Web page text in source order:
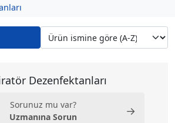
Dezenfektanları
Sorunuz mu var?
Uzmanına Sorun
→